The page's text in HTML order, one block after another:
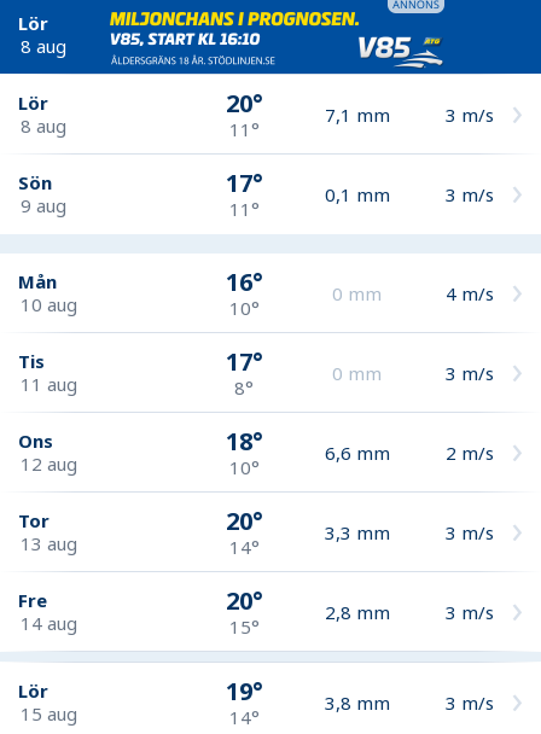
Lör
8 aug
Lör
8 aug
20°
11°
7,1 mm 3 m/s
Sön
9 aug
17°
11°
0,1 mm 3 m/s
Mån
10 aug
16°
10°
0 mm 4 m/s
Tis
11 aug
17°
8°
0 mm 3 m/s
Ons
12 aug
18°
10°
6,6 mm 2 m/s
Tor
13 aug
20°
14°
3,3 mm 3 m/s
Fre
14 aug
20°
15°
2,8 mm 3 m/s
Lör
15 aug
19°
14°
3,8 mm 3 m/s